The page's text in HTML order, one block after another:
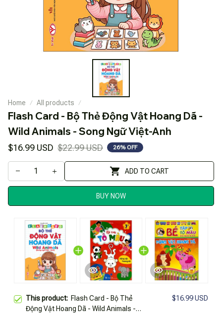
Home All products
Flash Card - Bộ Thẻ Động Vật Hoang Dã -
Wild Animals - Song Ngữ Việt-Anh
$16.99 USD $22.99 USD 26% OFF
ADD TO CART
BUY NOW
This product: Flash Card - Bộ Thẻ
Động Vật Hoang Dã - Wild Animals -
$16.99 USD